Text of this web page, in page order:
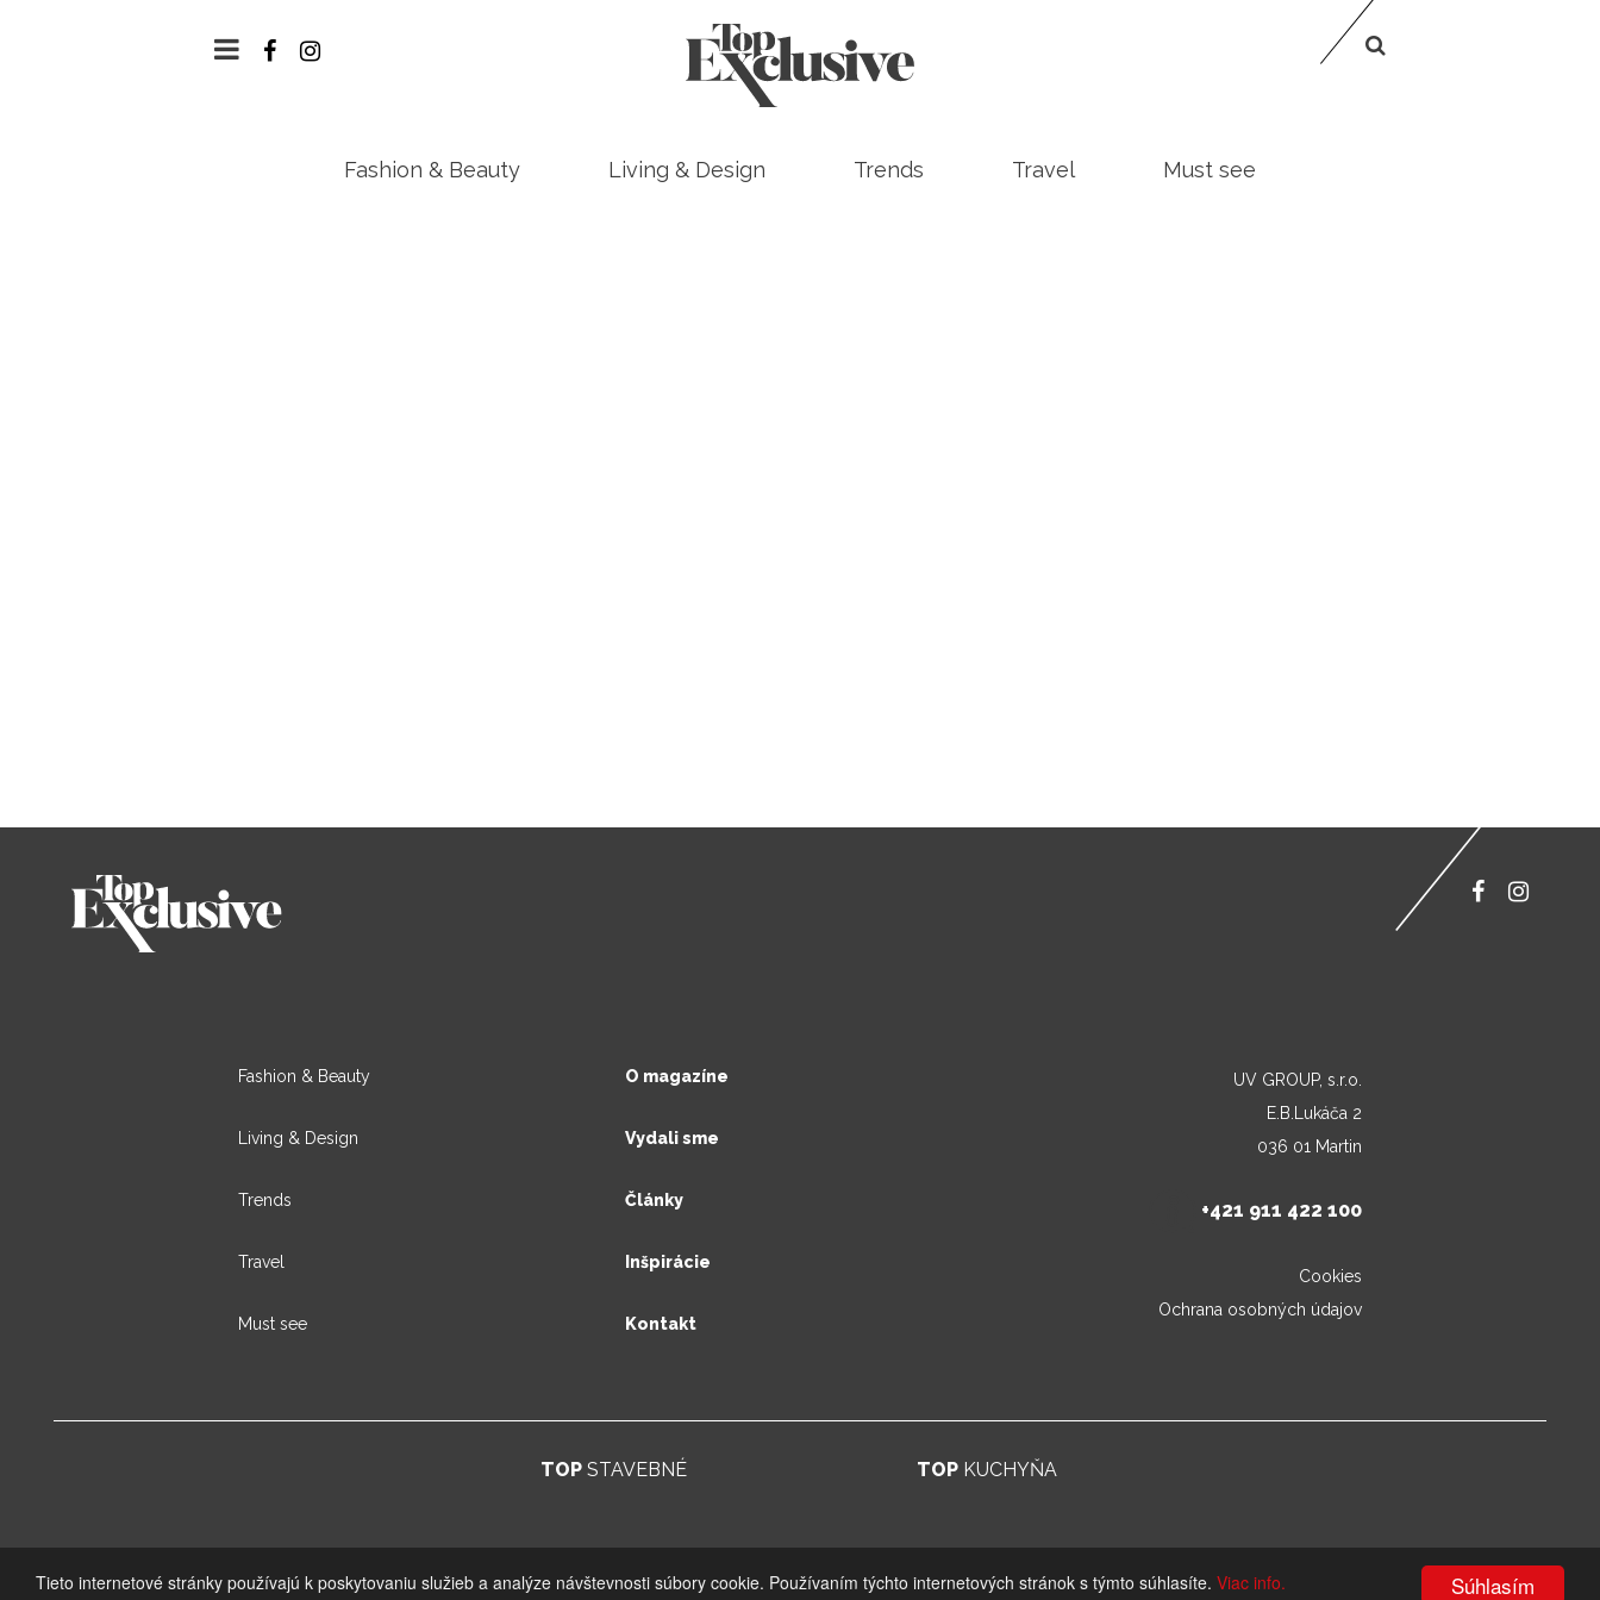
Súhlasím
Tieto internetové stránky používajú k poskytovaniu služieb a analýze návštevnosti súbory cookie. Používaním týchto internetových stránok s týmto súhlasíte. Viac info.
Fashion & Beauty Living & Design Trends Travel Must see
Fashion & Beauty
Living & Design
Trends
Travel
Must see
O magazíne
Vydali sme
Články
Inšpirácie
Kontakt
UV GROUP, s.r.o.
E.B.Lukáča 2
036 01 Martin
+421 911 422 100
Cookies
Ochrana osobných údajov
TOPSTAVEBNÉ TOPKUCHYŇA